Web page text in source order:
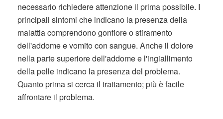
necessario richiedere attenzione il prima possibile. I
principali sintomi che indicano la presenza della
malattia comprendono gonfiore o stiramento
dell'addome e vomito con sangue. Anche il dolore
nella parte superiore dell'addome e l'ingiallimento
della pelle indicano la presenza del problema.
Quanto prima si cerca il trattamento; più è facile
affrontare il problema.